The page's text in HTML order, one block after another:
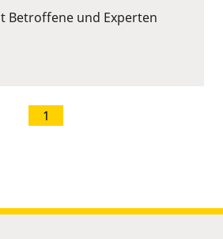
Betroffene und Experten
1